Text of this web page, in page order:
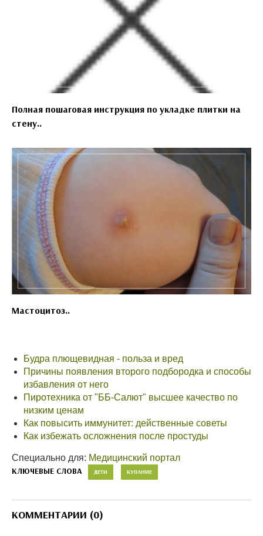
Полная пошаговая инструкция по укладке плитки на
стену..
Мастоцитоз..
Будра плющевидная - польза и вред
Причины появления второго подбородка и способы
избавления от него
Пиротехника от "ББ-Салют" высшее качество по
низким ценам
Как повысить иммунитет: действенные советы
Как избежать осложнения после простуды
Специально для: Медицинский портал
КЛЮЧЕВЫЕ СЛОВА ДЕТИ КУПАНИЕ
КОММЕНТАРИИ (0)